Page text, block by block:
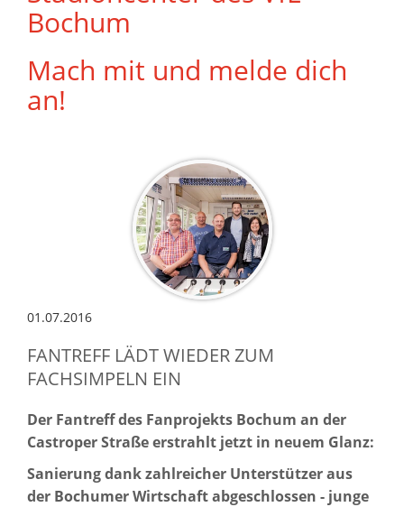
Bochum
Mach mit und melde dich
an!
01.07.2016
FANTREFF LÄDT WIEDER ZUM
FACHSIMPELN EIN
Der Fantreff des Fanprojekts Bochum an der
Castroper Straße erstrahlt jetzt in neuem Glanz:
Sanierung dank zahlreicher Unterstützer aus
der Bochumer Wirtschaft abgeschlossen - junge